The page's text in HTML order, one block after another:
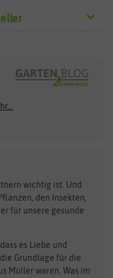
Clever Pots
Samen
Freudenberger
Fertil
wichtig ist. Und
den Insekten,
für unsere gesunde
es Liebe und
Grundlage für die
Müller waren. Was im